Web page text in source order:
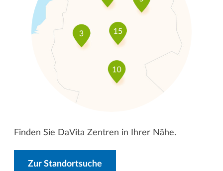
Finden Sie DaVita Zentren in Ihrer Nähe.
Zur Standortsuche